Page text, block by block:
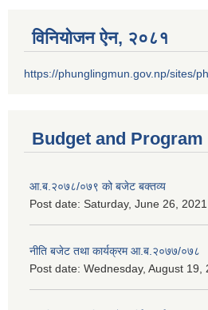
विनियोजन ऐन‚ २०८१
https://phunglingmun.gov.np/sites/
Budget and Program
आ.ब.२०७८/०७९ को बजेट बक्तव्य
Post date: Saturday, June 26,
नीति बजेट तथा कार्यक्रम आ.ब.२०७७/०७८
Post date: Wednesday, August 19,